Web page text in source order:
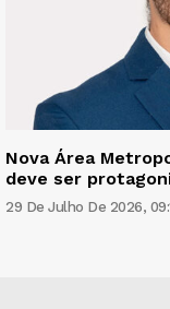
Nova Área
deve ser
29 De Julho De 2026,